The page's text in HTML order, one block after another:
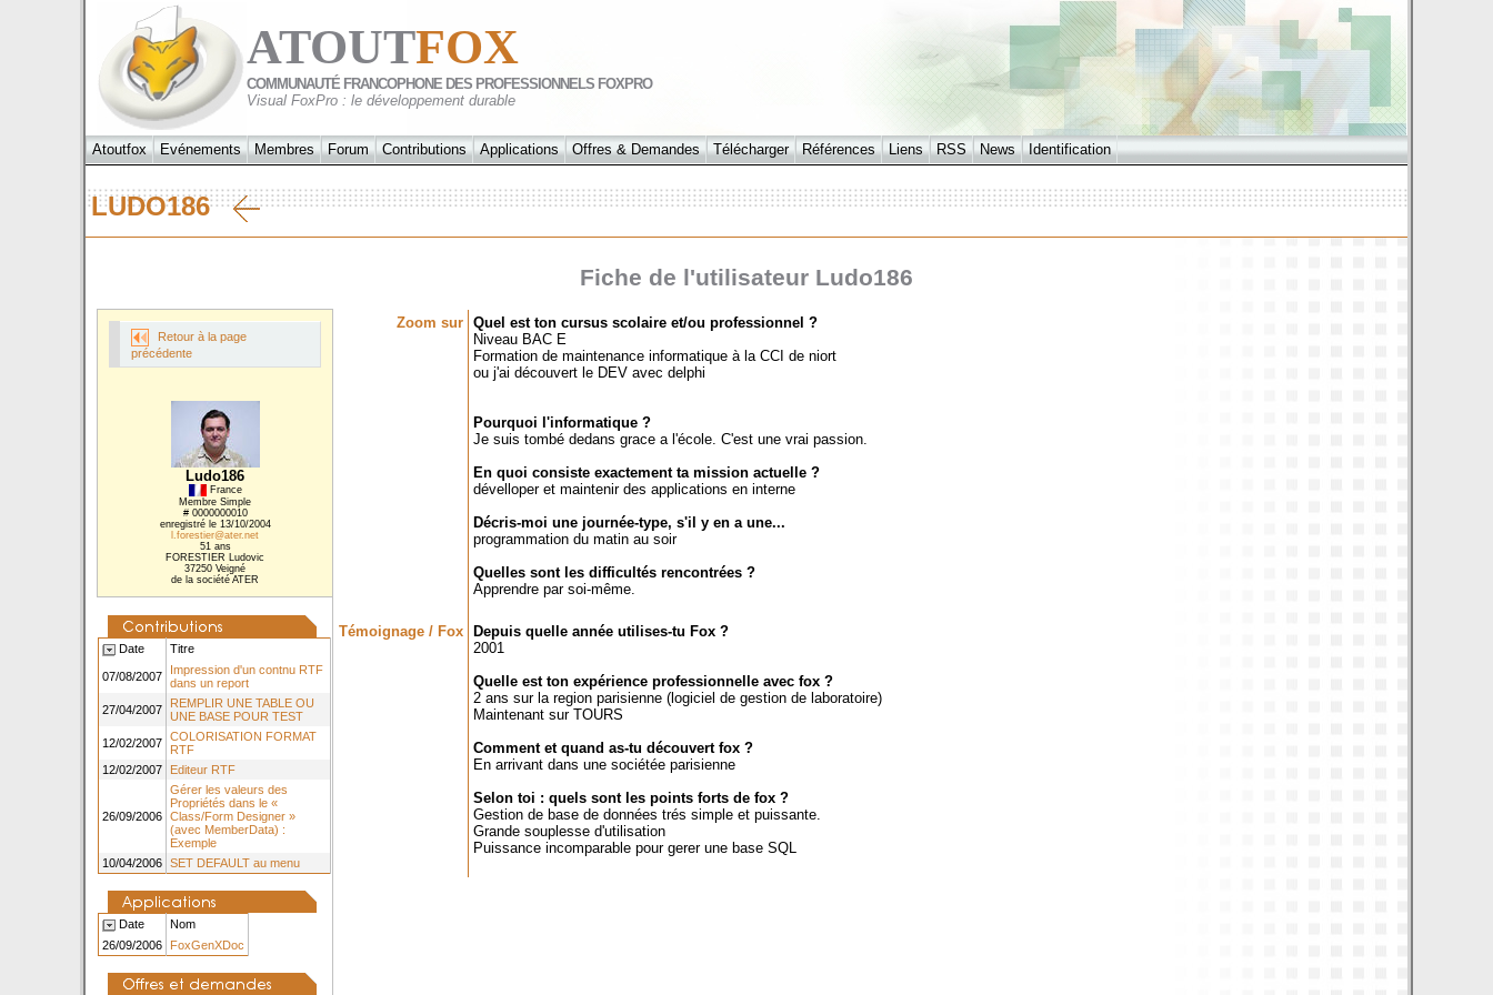
ATOUTFOX
COMMUNAUTÉ FRANCOPHONE DES PROFESSIONNELS FOXPRO
Visual FoxPro : le développement durable
Atoutfox Evénements Membres Forum Contributions Applications Offres & Demandes Télécharger Références Liens RSS News Identification
LUDO186
Fiche de l'utilisateur Ludo186
Retour à la page
précédente
Ludo186
France
Membre Simple
# 0000000010
enregistré le 13/10/2004
l.forestier@ater.net
51 ans
FORESTIER Ludovic
37250 Veigné
de la société ATER
Zoom sur Quel est ton cursus scolaire et/ou professionnel ?
Niveau BAC E
Formation de maintenance informatique à la CCI de niort
ou j'ai découvert le DEV avec delphi
Pourquoi l'informatique ?
Je suis tombé dedans grace a l'école. C'est une vrai passion.
En quoi consiste exactement ta mission actuelle ?
dévelloper et maintenir des applications en interne
Décris-moi une journée-type, s'il y en a une...
programmation du matin au soir
Quelles sont les difficultés rencontrées ?
Apprendre par soi-même.
Témoignage / Fox
Depuis quelle année utilises-tu Fox ?
2001
Quelle est ton expérience professionnelle avec fox ?
2 ans sur la region parisienne (logiciel de gestion de laboratoire)
Maintenant sur TOURS
Comment et quand as-tu découvert fox ?
En arrivant dans une sociétée parisienne
Selon toi : quels sont les points forts de fox ?
Gestion de base de données trés simple et puissante.
Grande souplesse d'utilisation
Puissance incomparable pour gerer une base SQL
Date Titre
07/08/2007
Impression d'un contnu RTF
dans un report
27/04/2007
REMPLIR UNE TABLE OU
UNE BASE POUR TEST
12/02/2007 COLORISATION FORMAT
RTF
12/02/2007
Editeur RTF
26/09/2006
Gérer les valeurs des
Propriétés dans le «
Class/Form Designer »
(avec MemberData) :
Exemple
10/04/2006 SET DEFAULT au menu
Date
Nom
26/09/2006
FoxGenXDoc